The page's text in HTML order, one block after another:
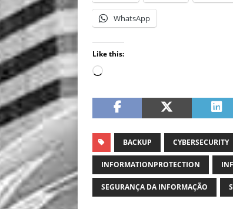
WhatsApp
Like this:
BACKUP CYBERSECURITY
INFORMATIONPROTECTION
SEGURANÇA DA INFORMAÇÃO